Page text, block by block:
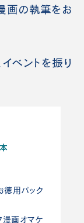
画の執筆をお
ベントを振り
徳用パック
漫画オマケ